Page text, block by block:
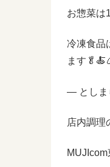
お惣菜は
冷凍食品
ます
— としま
店内調理